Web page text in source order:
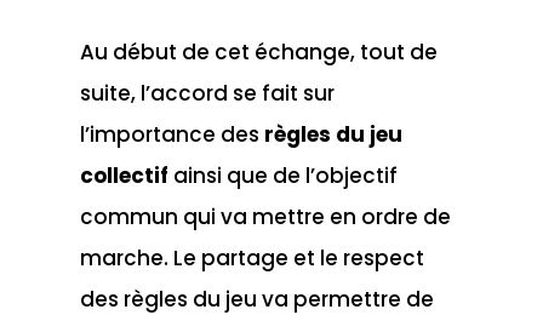
Au début de cet échange, tout de
suite, l’accord se fait sur
l’importance des règles du jeu
collectif ainsi que de l’objectif
commun qui va mettre en ordre de
marche. Le partage et le respect
des règles du jeu va permettre de